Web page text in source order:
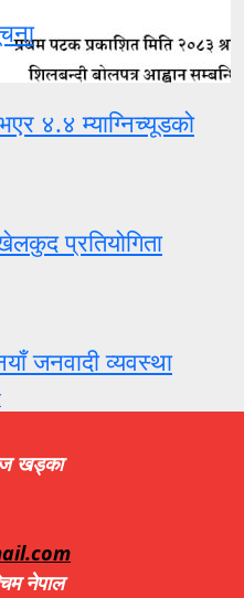
४.४ म्याग्निच्यूडको
प्रतियोगिता
जनवादी व्यवस्था
खड्का
नेपाल